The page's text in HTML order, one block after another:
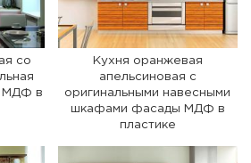
со
МДФ в
Кухня оранжевая
апельсиновая с
оригинальными навесными
шкафами фасады МДФ в
пластике